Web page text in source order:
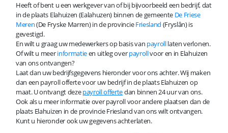
Heeft of bent u een werkgever van of bij bijvoorbeeld een bedrijf, dat
in de plaats Elahuizen (Ealahuzen) binnen de gemeente De Friese
Meren(De Fryske Marren) in de provincieFriesland (Fryslân) is
gevestigd.
En wilt u graag uw medewerkers op basis van payrolllaten verlonen.
Of wilt u meerinformatieen uitleg overpayrollvoor en in Elahuizen
van ons ontvangen?
Laat dan uw bedrijfsgegevens hieronder voor ons achter. Wij maken
dan een payroll offerte voor uw bedrijf in de plaats Elahuizen op
maat. U ontvangt dezepayroll offertedan binnen 24 uur van ons.
Ook als u meer informatie over payroll voor andere plaatsen dan de
plaats Elahuizen in de provincie Friesland van ons wilt ontvangen.
Kunt u hieronder ook uw gegevens achterlaten.